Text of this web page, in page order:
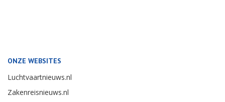
ONZE WEBSITES
Luchtvaartnieuws.nl
Zakenreisnieuws.nl